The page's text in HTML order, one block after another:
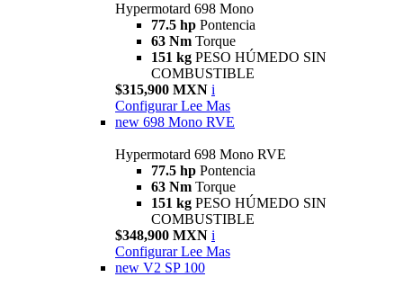
Hypermotard 698 Mono
77.5 hp Pontencia
63 Nm Torque
151 kg PESO HÚMEDO SIN
COMBUSTIBLE
$315,900 MXN i
Configurar Lee Mas
new 698 Mono RVE
Hypermotard 698 Mono RVE
77.5 hp Pontencia
63 Nm Torque
151 kg PESO HÚMEDO SIN
COMBUSTIBLE
$348,900 MXN i
Configurar Lee Mas
new V2 SP 100